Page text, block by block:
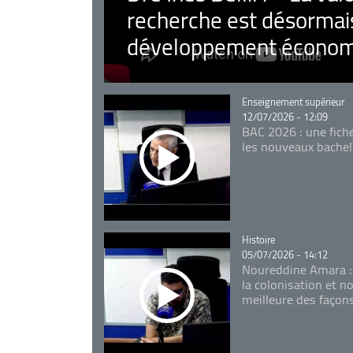
recherche est
développement
Catégorie
Enseignement supérieur
12/07/2026 - 12:09
BAC 2026 : une
les nouveaux
Catégorie
Histoire
05/07/2026 - 14:12
Noureddine Amara
la colonisation et
meilleure des